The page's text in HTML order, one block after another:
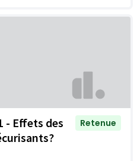
- Effets des
Retenue